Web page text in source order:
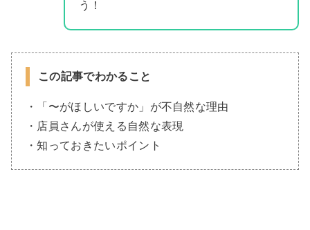
う！
この記事でわかること
・「〜がほしいですか」が不自然な理由
・店員さんが使える自然な表現
・知っておきたいポイント